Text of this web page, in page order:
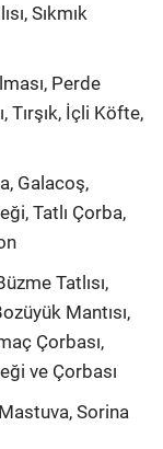
Sıkmık
Perde
Tırşık, İçli Köfte,
Galacoş,
Tatlı Çorba,
Tatlısı,
Mantısı,
Çorbası,
ve Çorbası
Sorina